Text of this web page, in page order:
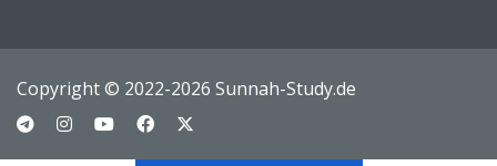
Copyright © 2022-2026 Sunnah-Study.de